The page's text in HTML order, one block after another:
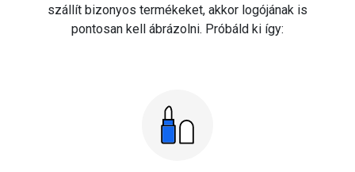
szállít bizonyos termékeket, akkor logójának is
pontosan kell ábrázolni. Próbáld ki így: